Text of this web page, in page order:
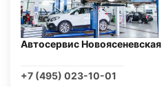
Автосервис Новоясеневская
+7 (495) 023-10-01